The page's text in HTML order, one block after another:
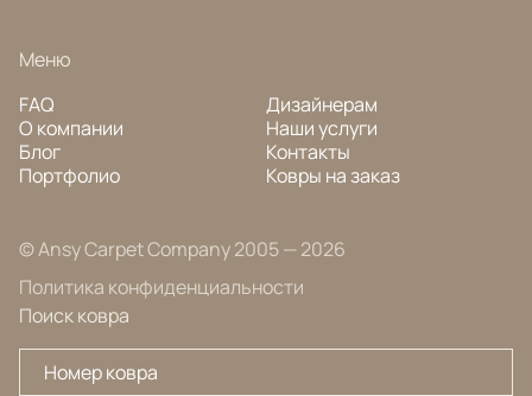
Меню
FAQ
О компании
Блог
Портфолио
Дизайнерам
Наши услуги
Контакты
Ковры на заказ
© Ansy Carpet Company 2005 — 2026
Политика конфиденциальности
Поиск ковра